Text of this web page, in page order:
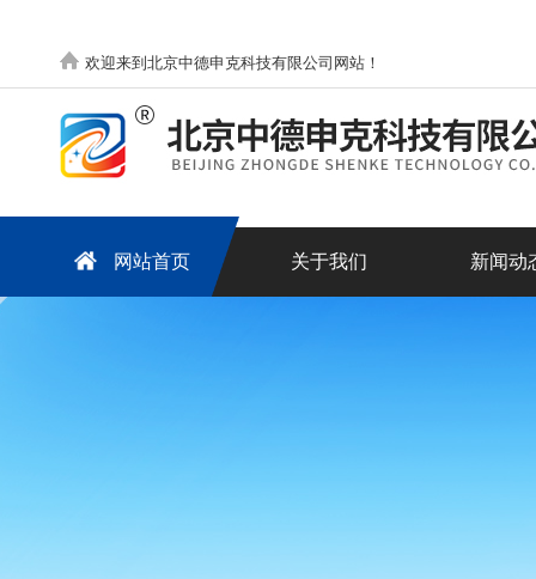
欢迎来到北京中德申克科技有限公司网站！
网站首页 关于我们 新闻动